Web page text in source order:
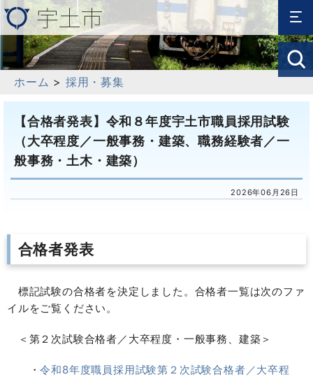
ホーム > 採用・募集
【合格者発表】令和８年度宇土市職員採用試験
（大卒程度／一般事務・建築、職務経験者／一
般事務・土木・建築）
2026年06月26日
合格者発表
標記試験の合格者を決定しました。合格者一覧は次のファ
イルをご覧ください。
＜第２次試験合格者／大卒程度・一般事務、建築＞
・令和8年度職員採用試験第２次試験合格者／大卒程